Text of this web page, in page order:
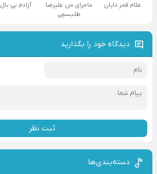
غلام قمر دایان
ماجرای من علیرضا
طلیسچی
آزادم بی بال
دیدگاه خود را بگذارید
ثبت نظر
دسته‌بندی‌ها